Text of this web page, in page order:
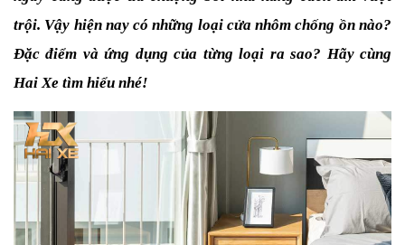
trội. Vậy hiện nay có những loại cửa nhôm chống ồn nào?
Đặc điểm và ứng dụng của từng loại ra sao? Hãy cùng
Hai Xe tìm hiểu nhé!